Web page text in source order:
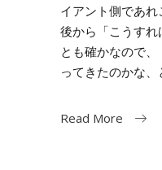
イアント側であれ
後から「こうすれ
とも確かなので
ってきたのかな、
Read More